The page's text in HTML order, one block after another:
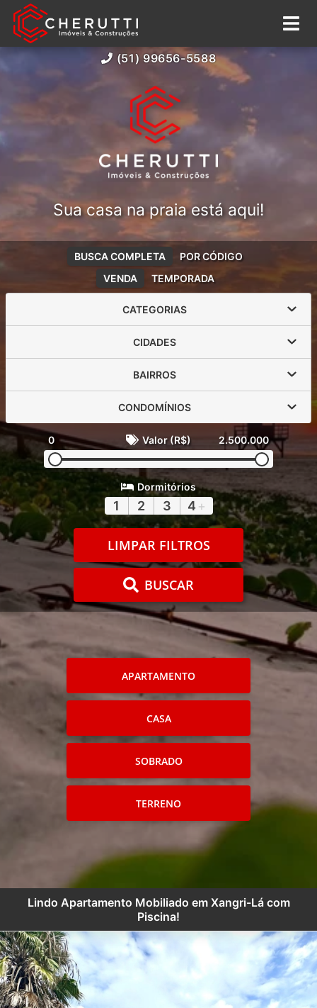
(51) 99656-5588
Sua casa na praia está aqui!
VENDA TEMPORADA
BUSCA COMPLETA POR CÓDIGO
CATEGORIAS
CIDADES
BAIRROS
CONDOMÍNIOS
0 Valor (R$) 2.500.000
Dormitórios
1 2 3 4 +
LIMPAR FILTROS
BUSCAR
APARTAMENTO
CASA
SOBRADO
TERRENO
Lindo Apartamento Mobiliado em Xangri-Lá com
Piscina!